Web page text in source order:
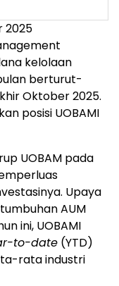
2025
kelolaan
berturut-
Oktober 2025.
posisi UOBAMI
UOBAM pada
Upaya
AUM
ini, UOBAMI
to-date (YTD)
rata industri